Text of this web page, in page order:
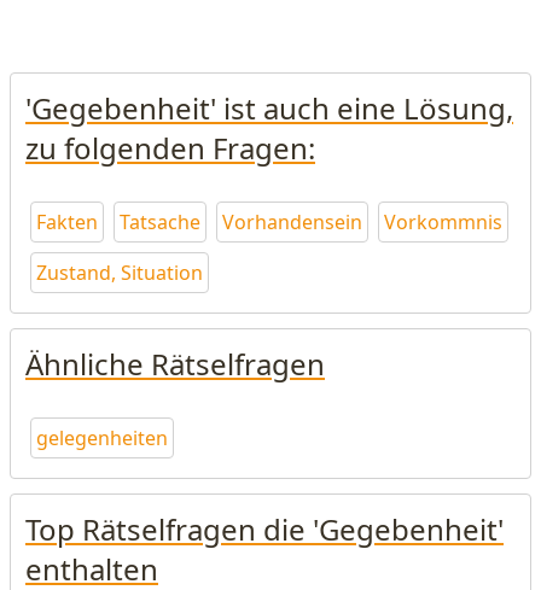
'Gegebenheit' ist auch eine Lösung,
zu folgenden Fragen:
Fakten Tatsache Vorhandensein
Vorkommnis
Zustand, Situation
Ähnliche Rätselfragen
gelegenheiten
Top Rätselfragen die 'Gegebenheit'
enthalten